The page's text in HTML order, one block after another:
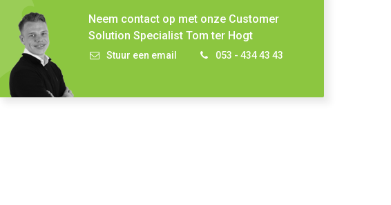
Neem contact op met onze Customer
Solution Specialist Tom ter Hogt
Stuur een email 053 - 434 43 43